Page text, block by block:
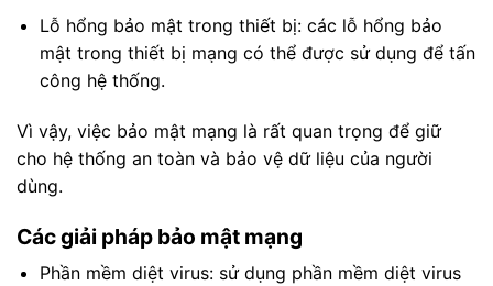
Lỗ hổng bảo mật trong thiết bị: các lỗ hổng bảo
mật trong thiết bị mạng có thể được sử dụng để tấn
công hệ thống.
Vì vậy, việc bảo mật mạng là rất quan trọng để giữ
cho hệ thống an toàn và bảo vệ dữ liệu của người
dùng.
Các giải pháp bảo mật mạng
Phần mềm diệt virus: sử dụng phần mềm diệt virus